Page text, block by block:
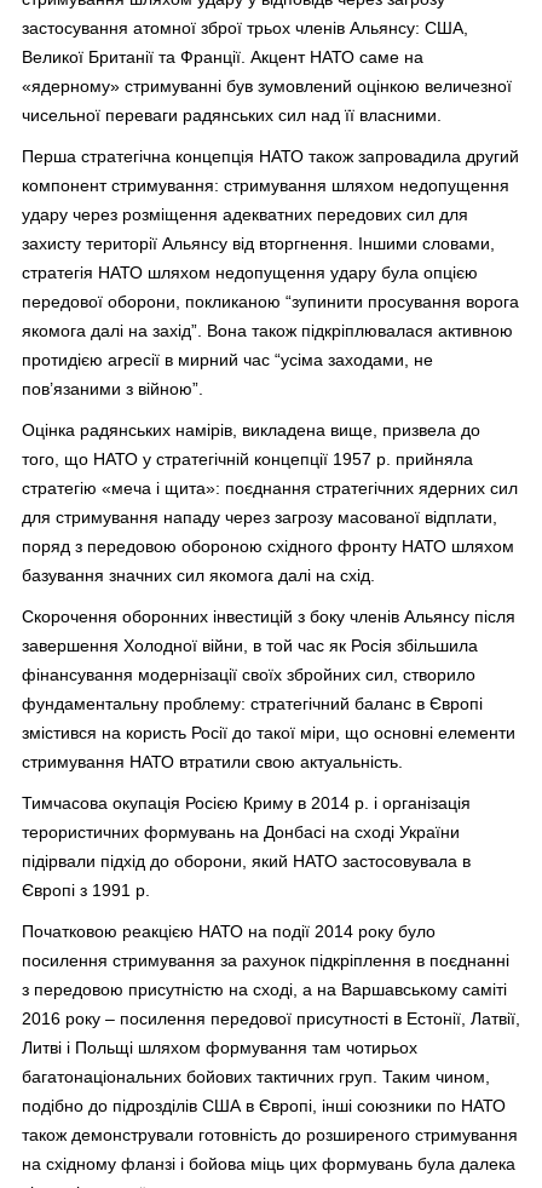
застосування атомної зброї трьох членів Альянсу: США,
Великої Британії та Франції. Акцент НАТО саме на
«ядерному» стримуванні був зумовлений оцінкою величезної
чисельної переваги радянських сил над її власними.
Перша стратегічна концепція НАТО також запровадила другий
компонент стримування: стримування шляхом недопущення
удару через розміщення адекватних передових сил для
захисту території Альянсу від вторгнення. Іншими словами,
стратегія НАТО шляхом недопущення удару була опцією
передової оборони, покликаною “зупинити просування ворога
якомога далі на захід”. Вона також підкріплювалася активною
протидією агресії в мирний час “усіма заходами, не
пов’язаними з війною”.
Оцінка радянських намірів, викладена вище, призвела до
того, що НАТО у стратегічній концепції 1957 р. прийняла
стратегію «меча і щита»: поєднання стратегічних ядерних сил
для стримування нападу через загрозу масованої відплати,
поряд з передовою обороною східного фронту НАТО шляхом
базування значних сил якомога далі на схід.
Скорочення оборонних інвестицій з боку членів Альянсу після
завершення Холодної війни, в той час як Росія збільшила
фінансування модернізації своїх збройних сил, створило
фундаментальну проблему: стратегічний баланс в Європі
змістився на користь Росії до такої міри, що основні елементи
стримування НАТО втратили свою актуальність.
Тимчасова окупація Росією Криму в 2014 р. і організація
терористичних формувань на Донбасі на сході України
підірвали підхід до оборони, який НАТО застосовувала в
Європі з 1991 р.
Початковою реакцією НАТО на події 2014 року було
посилення стримування за рахунок підкріплення в поєднанні
з передовою присутністю на сході, а на Варшавському саміті
2016 року – посилення передової присутності в Естонії, Латвії,
Литві і Польщі шляхом формування там чотирьох
багатонаціональних бойових тактичних груп. Таким чином,
подібно до підрозділів США в Європі, інші союзники по НАТО
також демонстрували готовність до розширеного стримування
на східному фланзі і бойова міць цих формувань була далека